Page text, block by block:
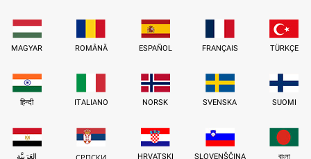
MAGYAR ROMÂNĂ ESPAÑOL FRANÇAIS TÜRKÇE
हिन्दी ITALIANO NORSK SVENSKA SUOMI
العَرَبِيَّة HRVATSKI SLOVENŠČINA বাংলা